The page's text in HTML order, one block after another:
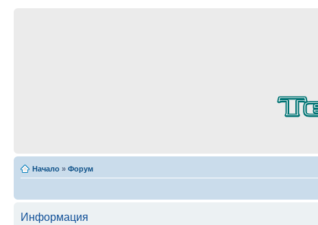
Начало » Форум
Информация